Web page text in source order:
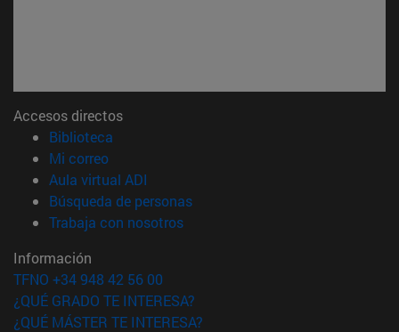
Accesos directos
Biblioteca
Mi correo(abre en nueva ventana)
Aula virtual ADI
Búsqueda de personas(abre en nueva ventana)
Trabaja con nosotros(abre en nueva ventana)
Información
TFNO +34 948 42 56 00
¿QUÉ GRADO TE INTERESA?
¿QUÉ MÁSTER TE INTERESA?